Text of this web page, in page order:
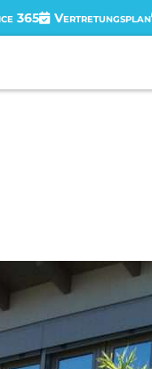
365 Vertretungsplan